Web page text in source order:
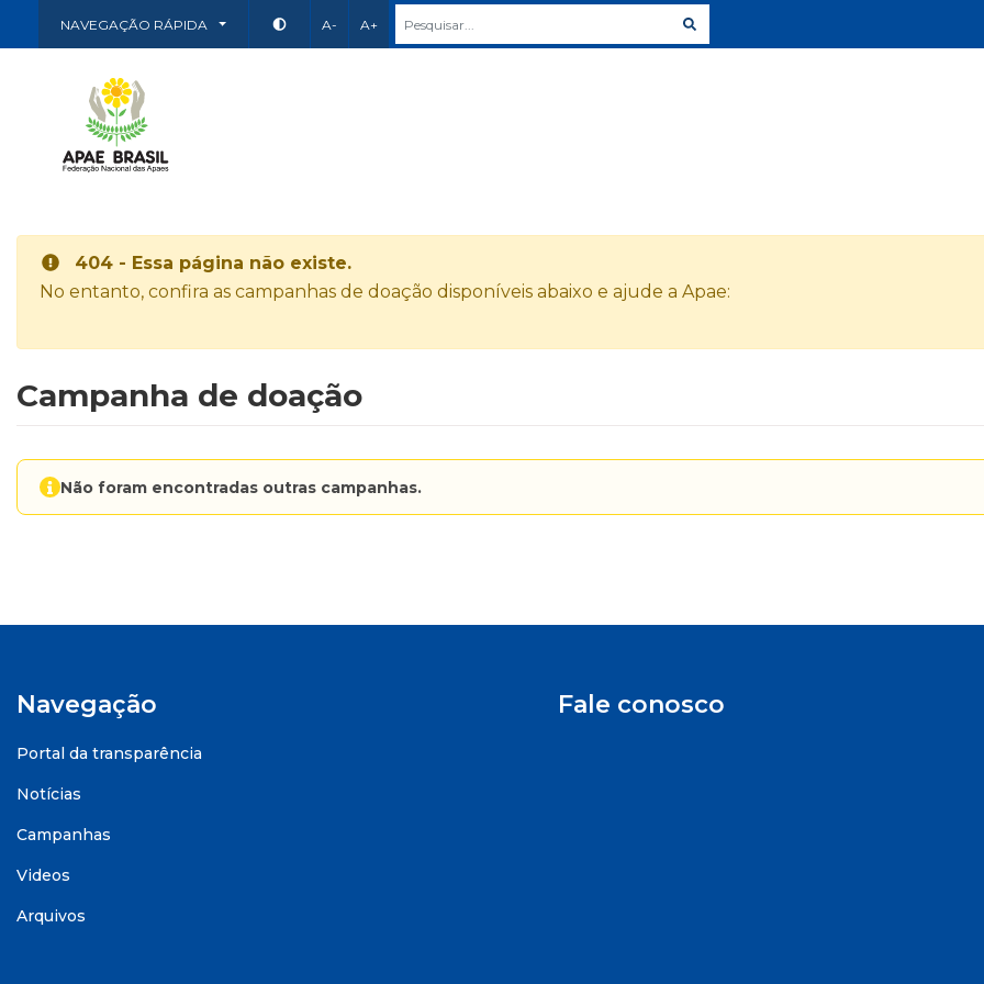
NAVEGAÇÃO RÁPIDA A- A+
404 - Essa página não existe.
No entanto, confira as campanhas de doação disponíveis abaixo e ajude a Apae:
Campanha de doação
Não foram encontradas outras campanhas.
Navegação
Portal da transparência
Notícias
Campanhas
Videos
Arquivos
Fale conosco